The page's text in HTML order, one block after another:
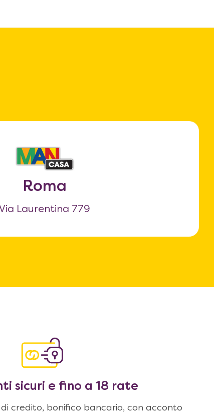
Roma
Via Laurentina 779
sicuri e fino a 18 rate
credito, bonifico bancario, con acconto